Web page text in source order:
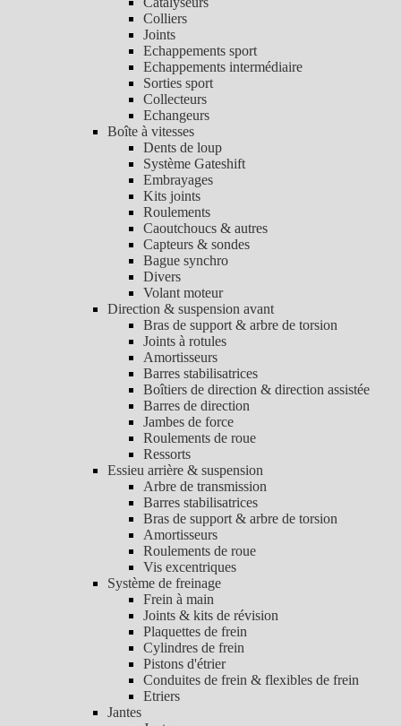
Colliers
Joints
Echappements sport
Echappements intermédiaire
Sorties sport
Collecteurs
Echangeurs
Boîte à vitesses
Dents de loup
Système Gateshift
Embrayages
Kits joints
Roulements
Caoutchoucs & autres
Capteurs & sondes
Bague synchro
Divers
Volant moteur
Direction & suspension avant
Bras de support & arbre de torsion
Joints à rotules
Amortisseurs
Barres stabilisatrices
Boîtiers de direction & direction assistée
Barres de direction
Jambes de force
Roulements de roue
Ressorts
Essieu arrière & suspension
Arbre de transmission
Barres stabilisatrices
Bras de support & arbre de torsion
Amortisseurs
Roulements de roue
Vis excentriques
Système de freinage
Frein à main
Joints & kits de révision
Plaquettes de frein
Cylindres de frein
Pistons d'étrier
Conduites de frein & flexibles de frein
Etriers
Jantes